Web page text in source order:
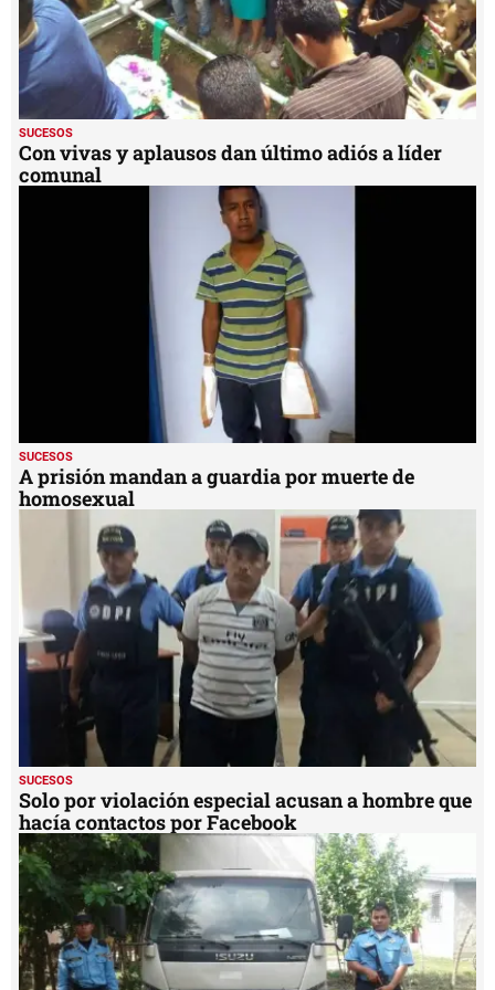
SUCESOS
Con vivas y aplausos dan último adiós a líder
comunal
SUCESOS
A prisión mandan a guardia por muerte de
homosexual
SUCESOS
Solo por violación especial acusan a hombre que
hacía contactos por Facebook